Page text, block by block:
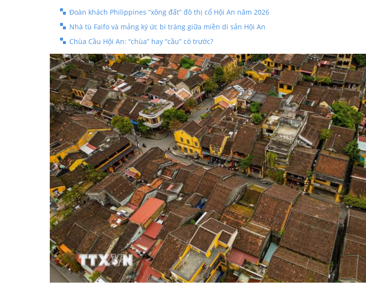
Đoàn khách Philippines “xông đất” đô thị cổ Hội An năm 2026
Nhà tù Faifo và mảng ký ức bi tráng giữa miền di sản Hội An
Chùa Cầu Hội An: “chùa” hay “cầu” có trước?